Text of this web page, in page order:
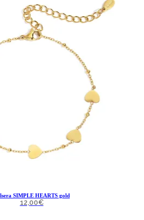
SIMPLE HEARTS gold
12,00€